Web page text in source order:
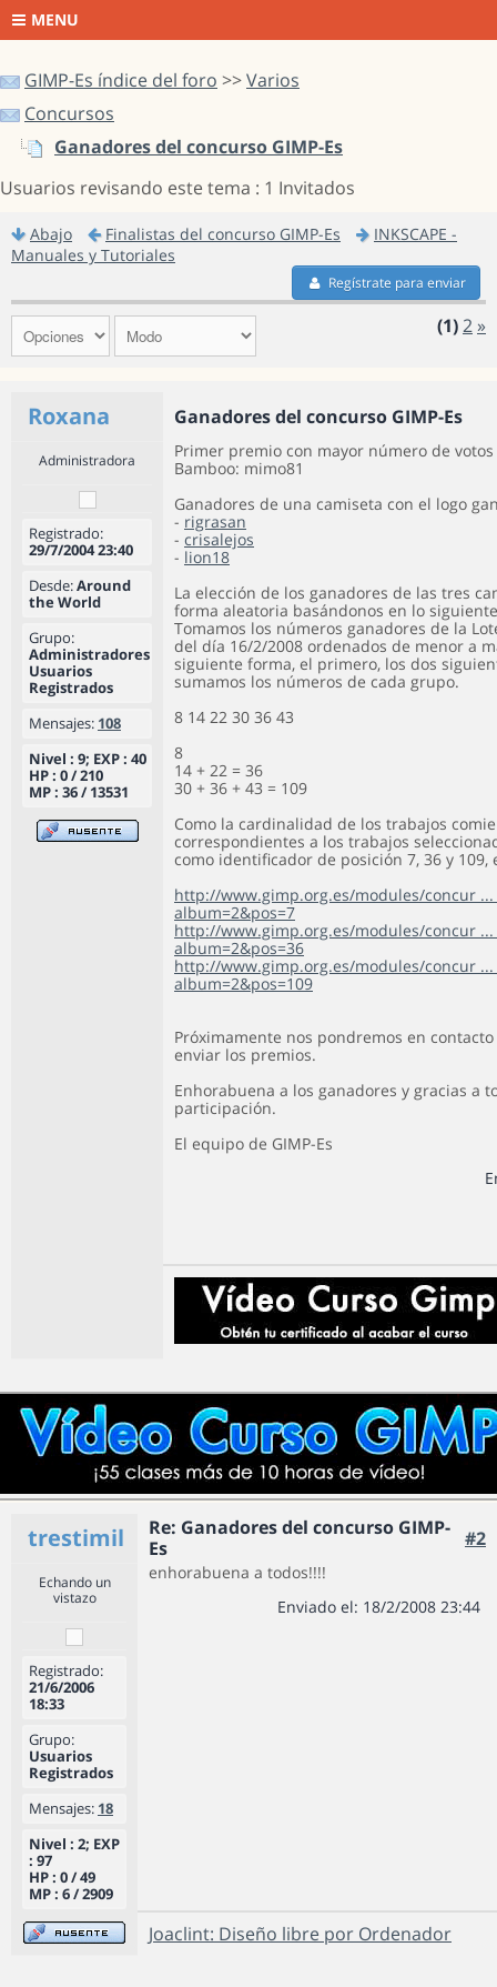
MENU
GIMP-Es índice del foro >>Varios
Concursos
Ganadores del concurso GIMP-Es
Usuarios revisando este tema : 1 Invitados
Abajo Finalistas del concurso GIMP-Es
INKSCAPE -
Manuales y Tutoriales
Regístrate para enviar
(1)2 »
Roxana Ganadores del concurso GIMP-Es
Administradora
Registrado:
29/7/2004 23:40
Desde:Around
the World
Grupo:
Administradores
Usuarios
Registrados
Mensajes: 108
Nivel : 9; EXP : 40
HP : 0 / 210
MP : 36 / 13531
Primer premio con mayor número de
Bamboo: mimo81
Ganadores de una camiseta con el logo
- rigrasan
- crisalejos
- lion18
La elección de los ganadores de las tres
forma aleatoria basándonos en lo
Tomamos los números ganadores de la
del día 16/2/2008 ordenados de menor a
siguiente forma, el primero, los dos
sumamos los números de cada grupo.
8 14 22 30 36 43
8
14 + 22 = 36
30 + 36 + 43 = 109
Como la cardinalidad de los trabajos
correspondientes a los trabajos
como identificador de posición 7, 36 y 109,
http://www.gimp.org.es/modules/concur ...
album=2&pos=7
http://www.gimp.org.es/modules/concur ...
album=2&pos=36
http://www.gimp.org.es/modules/concur ...
album=2&pos=109
Próximamente nos pondremos en
enviar los premios.
Enhorabuena a los ganadores y gracias a
participación.
El equipo de GIMP-Es
trestimil
Re: Ganadores del concurso GIMP-
Es
#2
Echando un
vistazo
Registrado:
21/6/2006
18:33
Grupo:
Usuarios
Registrados
Mensajes: 18
Nivel : 2; EXP
: 97
HP : 0 / 49
MP : 6 / 2909
enhorabuena a todos!!!!
Enviado el: 18/2/2008 23:44
Joaclint: Diseño libre por Ordenador